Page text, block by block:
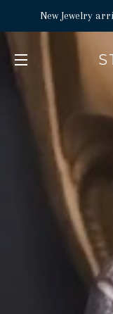
New Jewelry
NAVIGATION